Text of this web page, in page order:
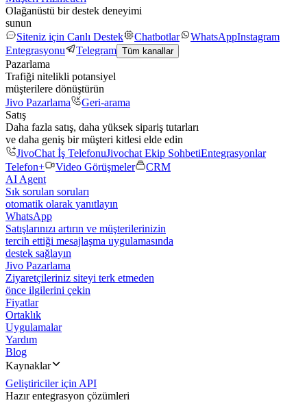
Olağanüstü bir destek deneyimi
sunun
Siteniz için Canlı Destek
Chatbotlar WhatsAppInstagram
Entegrasyonu
Telegram Tüm kanallar
Pazarlama
Trafiği nitelikli potansiyel
müşterilere dönüştürün
Jivo Pazarlama
Geri-arama
Satış
Daha fazla satış, daha yüksek sipariş tutarları
ve daha geniş bir müşteri kitlesi elde edin
JivoChat İş TelefonuJivochat Ekip SohbetiEntegrasyonlar
Telefon+
Video Görüşmeler
CRM
AI Agent
Sık sorulan soruları
otomatik olarak yanıtlayın
WhatsApp
Satışlarınızı artırın ve müşterilerinizin
tercih ettiği mesajlaşma uygulamasında
destek sağlayın
Jivo Pazarlama
Ziyaretçileriniz siteyi terk etmeden
önce ilgilerini çekin
Fiyatlar
Ortaklık
Uygulamalar
Yardım
Blog
Kaynaklar
Geliştiriciler için API
Hazır entegrasyon çözümleri